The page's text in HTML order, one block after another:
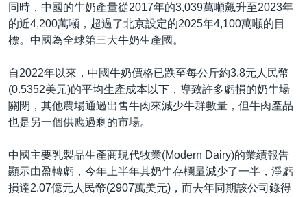
同時，中國的牛奶產量從2017年的3,039萬噸飆升至2023年
的近4,200萬噸，超過了北京設定的2025年4,100萬噸的目
標。中國為全球第三大牛奶生產國。
自2022年以來，中國牛奶價格已跌至每公斤約3.8元人民幣
(0.5352美元)的平均生產成本以下，導致許多虧損的奶牛場
關閉，其他農場通過出售牛肉來減少牛群數量，但牛肉產品
也是另一個供應過剩的市場。
中國主要乳製品生產商現代牧業(Modern Dairy)的業績報告
顯示由盈轉虧，今年上半年其奶牛存欄量減少了一半，淨虧
損達2.07億元人民幣(2907萬美元)，而去年同期該公司錄得